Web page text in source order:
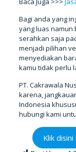
Bagi anda yang
yang luas namun
serahkan saja
menjadi pilihan
menyediakan
kamu tidak perlu
PT. Cakrawala
karena,
Indonesia
hubungi kami
Klik